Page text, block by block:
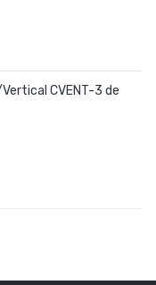
CVENT-3 de